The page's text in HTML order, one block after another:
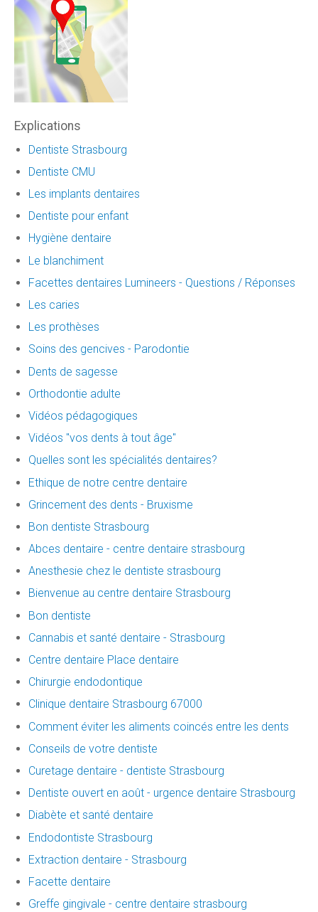
Explications
Dentiste Strasbourg
Dentiste CMU
Les implants dentaires
Dentiste pour enfant
Hygiène dentaire
Le blanchiment
Facettes dentaires Lumineers - Questions / Réponses
Les caries
Les prothèses
Soins des gencives - Parodontie
Dents de sagesse
Orthodontie adulte
Vidéos pédagogiques
Vidéos "vos dents à tout âge"
Quelles sont les spécialités dentaires?
Ethique de notre centre dentaire
Grincement des dents - Bruxisme
Bon dentiste Strasbourg
Abces dentaire - centre dentaire strasbourg
Anesthesie chez le dentiste strasbourg
Bienvenue au centre dentaire Strasbourg
Bon dentiste
Cannabis et santé dentaire - Strasbourg
Centre dentaire Place dentaire
Chirurgie endodontique
Clinique dentaire Strasbourg 67000
Comment éviter les aliments coincés entre les dents
Conseils de votre dentiste
Curetage dentaire - dentiste Strasbourg
Dentiste ouvert en août - urgence dentaire Strasbourg
Diabète et santé dentaire
Endodontiste Strasbourg
Extraction dentaire - Strasbourg
Facette dentaire
Greffe gingivale - centre dentaire strasbourg